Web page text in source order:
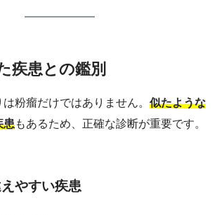
疾患との鑑別
粉瘤だけではありません。 似たような
患もあるため、正確な診断が重要です。
やすい疾患